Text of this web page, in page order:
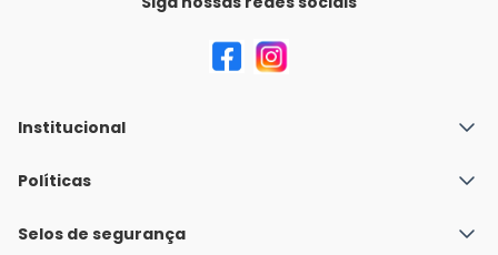
Institucional
Quem Somos
Nossas lojas
Políticas
Política de Envio
Selos de segurança